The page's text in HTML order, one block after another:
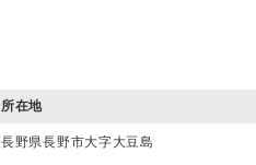
所在地
長野県長野市大字大豆島